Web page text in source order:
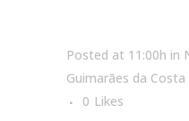
Posted at 11:00h in
Guimarães da
0 Likes